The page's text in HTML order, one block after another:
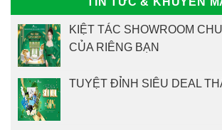
KIỆT TÁC SHOWROOM
CỦA RIÊNG BẠN
TUYỆT ĐỈNH SIÊU DEAL